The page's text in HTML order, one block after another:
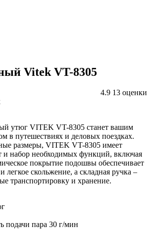
Vitek VT-8305
4.9 13 оценки
утюг VITEK VT-8305 станет вашим
в путешествиях и деловых поездках.
размеры, VITEK VT-8305 имеет
и набор необходимых функций, включая
покрытие подошвы обеспечивает
легкое скольжение, а складная ручка –
транспортировку и хранение.
подачи пара 30 г/мин